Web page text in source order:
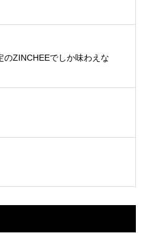
のZINCHEEでしか味わえな